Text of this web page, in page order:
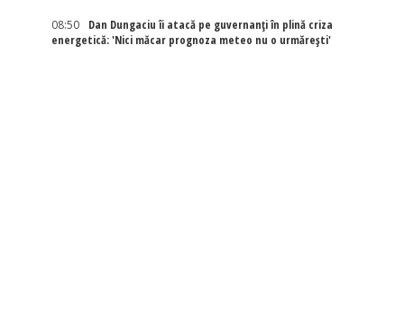
08:50
Dan Dungaciu îi atacă pe guvernanți în plină criza
energetică: 'Nici măcar prognoza meteo nu o urmărești'